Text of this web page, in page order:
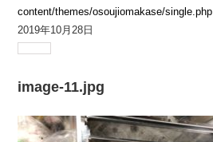
content/themes/osoujiomakase/single.php
2019年10月28日
image-11.jpg